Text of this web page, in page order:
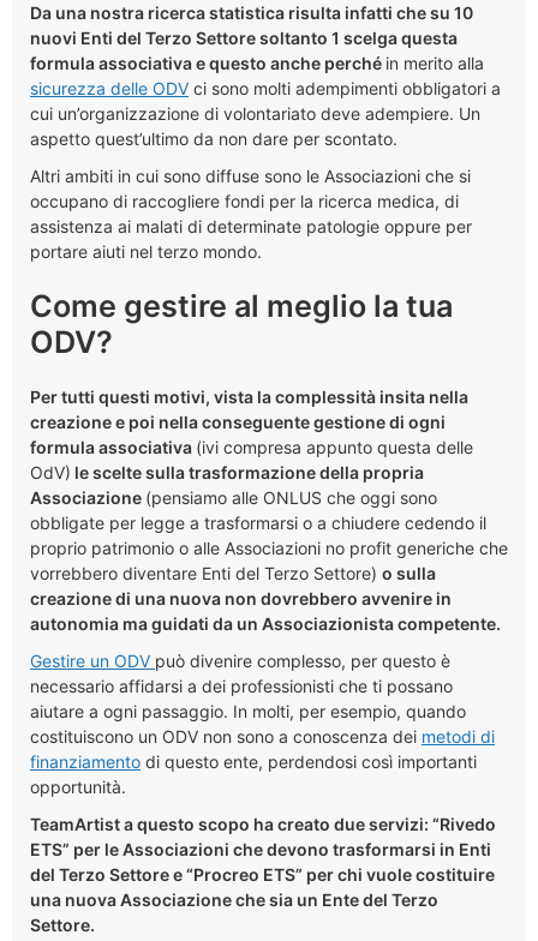
Da una nostra ricerca statistica risulta infatti che su 10
nuovi Enti del Terzo Settore soltanto 1 scelga questa
formula associativa e questo anche perché in merito alla
sicurezza delle ODV ci sono molti adempimenti obbligatori a
cui un’organizzazione di volontariato deve adempiere. Un
aspetto quest’ultimo da non dare per scontato.
Altri ambiti in cui sono diffuse sono le Associazioni che si
occupano di raccogliere fondi per la ricerca medica, di
assistenza ai malati di determinate patologie oppure per
portare aiuti nel terzo mondo.
Come gestire al meglio la tua
ODV?
Per tutti questi motivi, vista la complessità insita nella
creazione e poi nella conseguente gestione di ogni
formula associativa (ivi compresa appunto questa delle
OdV) le scelte sulla trasformazione della propria
Associazione (pensiamo alle ONLUS che oggi sono
obbligate per legge a trasformarsi o a chiudere cedendo il
proprio patrimonio o alle Associazioni no profit generiche che
vorrebbero diventare Enti del Terzo Settore) o sulla
creazione di una nuova non dovrebbero avvenire in
autonomia ma guidati da un Associazionista competente.
Gestire un ODV può divenire complesso, per questo è
necessario affidarsi a dei professionisti che ti possano
aiutare a ogni passaggio. In molti, per esempio, quando
costituiscono un ODV non sono a conoscenza dei metodi di
finanziamento di questo ente, perdendosi così importanti
opportunità.
TeamArtist a questo scopo ha creato due servizi: “Rivedo
ETS” per le Associazioni che devono trasformarsi in Enti
del Terzo Settore e “Procreo ETS” per chi vuole costituire
una nuova Associazione che sia un Ente del Terzo
Settore.